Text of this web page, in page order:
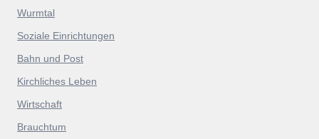
Wurmtal
Soziale Einrichtungen
Bahn und Post
Kirchliches Leben
Wirtschaft
Brauchtum